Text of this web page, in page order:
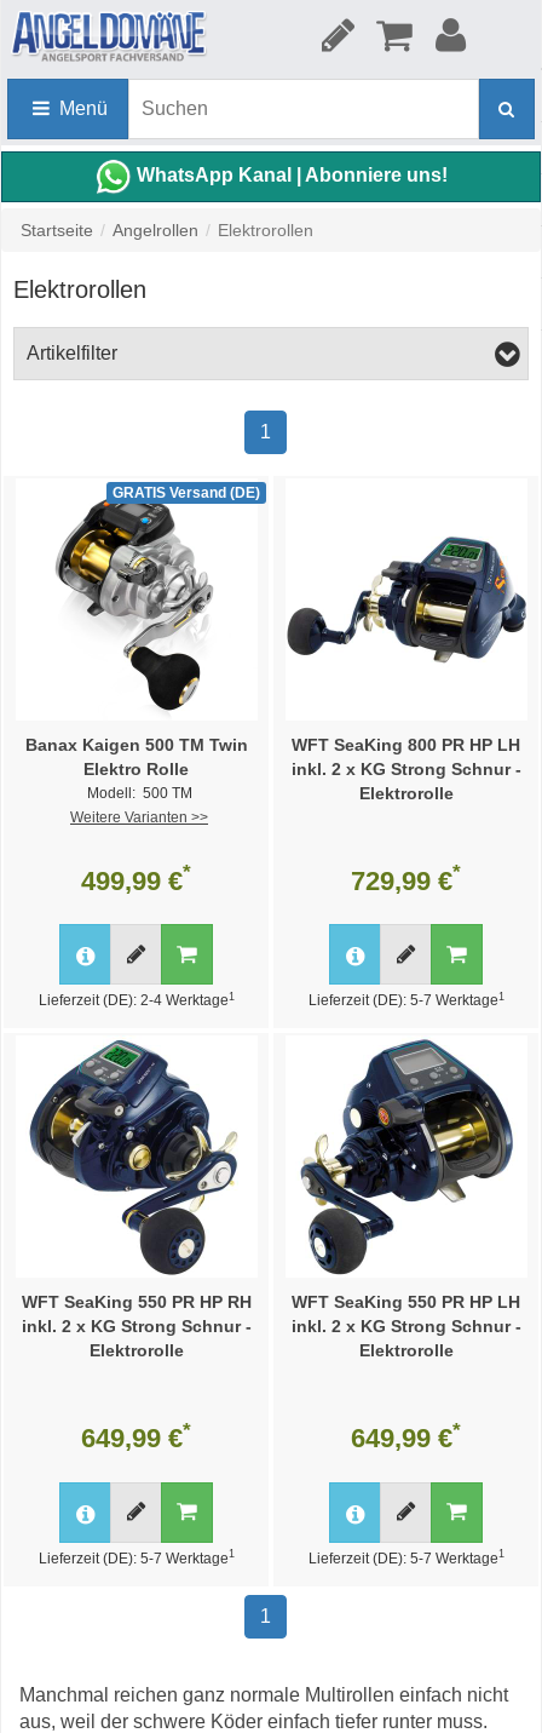
Menü
WhatsApp Kanal | Abonniere uns!
Startseite / Angelrollen / Elektrorollen
Elektrorollen
Artikelfilter
1
GRATIS Versand (DE)
Banax Kaigen 500 TM Twin
Elektro Rolle
Modell: 500 TM
Weitere Varianten >>
499,99 €*
Lieferzeit (DE): 2-4 Werktage 1
WFT SeaKing 800 PR HP LH
inkl. 2 x KG Strong Schnur -
Elektrorolle
729,99 €*
Lieferzeit (DE): 5-7 Werktage 1
WFT SeaKing 550 PR HP RH
inkl. 2 x KG Strong Schnur -
Elektrorolle
649,99 €*
Lieferzeit (DE): 5-7 Werktage1
WFT SeaKing 550 PR HP LH
inkl. 2 x KG Strong Schnur -
Elektrorolle
649,99 €*
Lieferzeit (DE): 5-7 Werktage1
1
Manchmal reichen ganz normale Multirollen einfach nicht
aus, weil der schwere Köder einfach tiefer runter muss.